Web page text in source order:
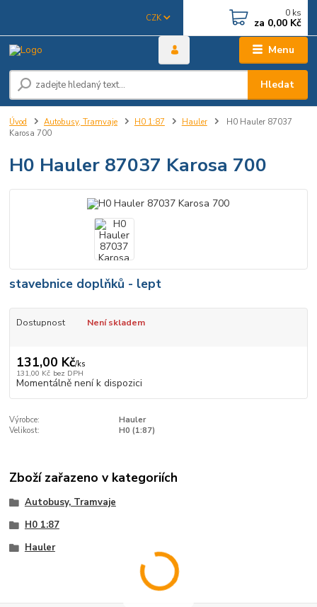
Menu
CZK
Hledat
0 ks
za 0,00 Kč
Úvod Autobusy, Tramvaje H0 1:87 Hauler
H0 Hauler 87037
Karosa 700
H0 Hauler 87037 Karosa 700
stavebnice doplňků - lept
Dostupnost Není skladem
131,00 Kč/ks
131,00 Kč bez DPH
Momentálně není k dispozici
Výrobce:
Hauler
Velikost:
H0 (1:87)
Zboží zařazeno v kategoriích
Autobusy, Tramvaje
H0 1:87
Hauler